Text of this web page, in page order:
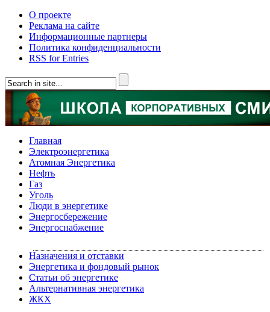
О проекте
Реклама на сайте
Информационные партнеры
Политика конфиденциальности
RSS for Entries
Главная
Электроэнергетика
Атомная Энергетика
Нефть
Газ
Уголь
Люди в энергетике
Энергосбережение
Энергоснабжение
Назначения и отставки
Энергетика и фондовый рынок
Статьи об энергетике
Альтернативная энергетика
ЖКХ